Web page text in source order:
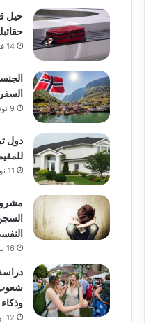
حيل
14 فبراير، 2022
9 نوفمبر، 2021
دول
11 نوفمبر، 2021
16 يناير، 2019
شعوب
وذكاء
12 نوفمبر، 2021